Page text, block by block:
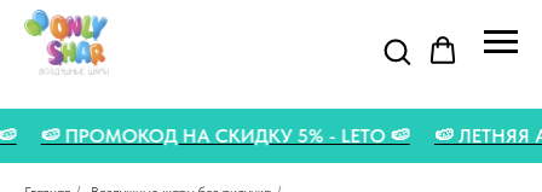
🍉 🍉 ПРОМОКОД НА СКИДКУ 5% - LETO 🍉 🍉